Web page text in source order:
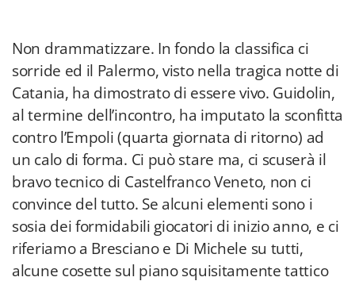
Non drammatizzare. In fondo la classifica ci
sorride ed il Palermo, visto nella tragica notte di
Catania, ha dimostrato di essere vivo. Guidolin,
al termine dell’incontro, ha imputato la sconfitta
contro l’Empoli (quarta giornata di ritorno) ad
un calo di forma. Ci può stare ma, ci scuserà il
bravo tecnico di Castelfranco Veneto, non ci
convince del tutto. Se alcuni elementi sono i
sosia dei formidabili giocatori di inizio anno, e ci
riferiamo a Bresciano e Di Michele su tutti,
alcune cosette sul piano squisitamente tattico